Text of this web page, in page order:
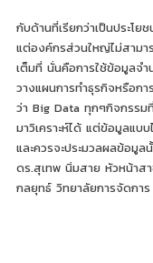
กับด้านที่เรียกว่าเป็นประโ
แต่องค์กรส่วนใหญ่ไม่สามา
เต็มที่ นั่นคือการใช้ข้อมูลจ
วางแผนการทำธุรกิจหรือกา
ว่า Big Data ทุกๆกิจกรรม
มาวิเคราะห์ได้ แต่ข้อมูลแบ
และควรจะประมวลผลข้อมูล
ดร.สุเทพ นิ่มสาย หัวหน้าสา
กลยุทธ์ วิทยาลัยการจัดกา